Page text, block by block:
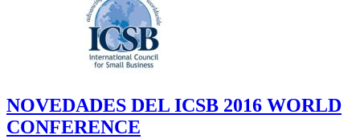
NOVEDADES DEL ICSB 2016 WORLD
CONFERENCE